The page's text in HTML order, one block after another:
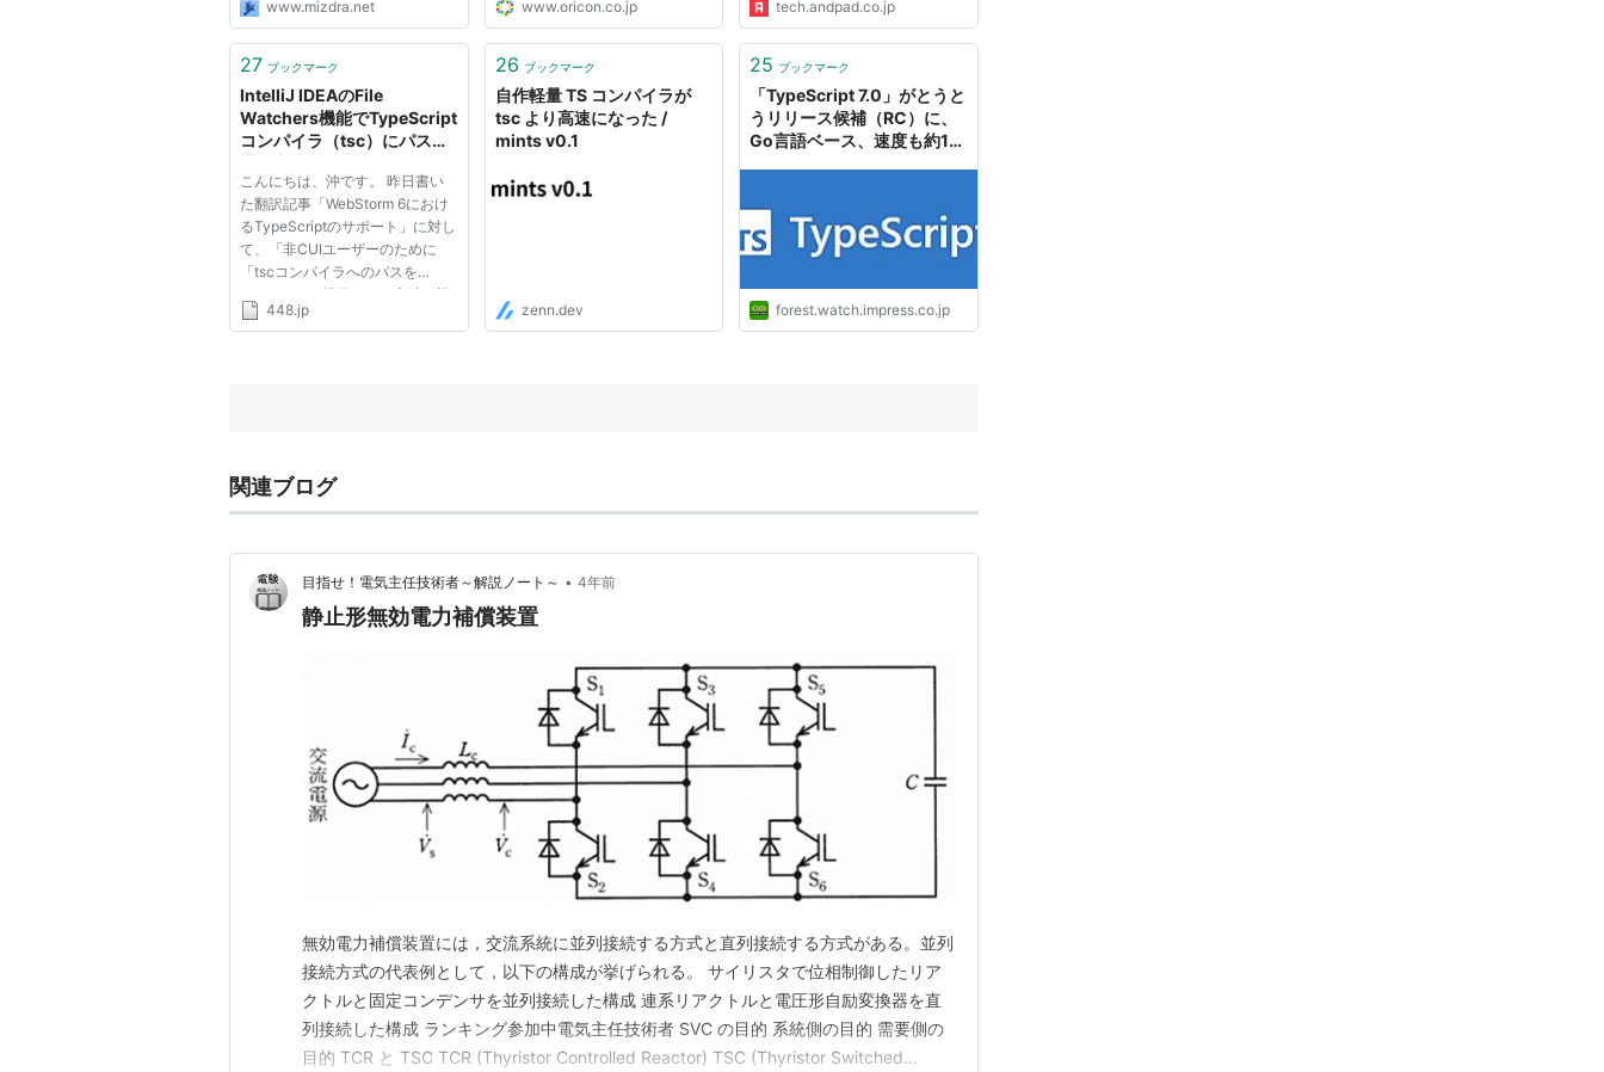
www.mizdra.net www.oricon.co.jp tech.andpad.co.jp
27 ブックマーク
IntelliJ IDEAのFile
Watchers機能でTypeScript
コンパイラ（tsc）にパスを
こんにちは、沖です。 昨日書い
た翻訳記事「WebStorm 6におけ
るTypeScriptのサポート」に対し
て、「非CUIユーザーのために
「tscコンパイラへのパスを
WebStormに提供する」方法を詳
しく教えてほしい！」とコメント
448.jp
26 ブックマーク
自作軽量 TS コンパイラが
tsc より高速になった /
mints v0.1
zenn.dev
25 ブックマーク
「TypeScript 7.0」がとうと
うリリース候補（RC）に、
Go言語ベース、速度も約10
「6.0」と併用できる互換パ
ッケージも
forest.watch.impress.co.jp
関連ブログ
目指せ！電気主任技術者～解説ノート～ • 4年前
静止形無効電力補償装置
無効電力補償装置には，交流系統に並列接続する方式と直列接続する方式がある。並列
接続方式の代表例として，以下の構成が挙げられる。 サイリスタで位相制御したリア
クトルと固定コンデンサを並列接続した構成 連系リアクトルと電圧形自励変換器を直
列接続した構成 ランキング参加中電気主任技術者 SVC の目的 系統側の目的 需要側の
目的 TCR と TSC TCR (Thyristor Controlled Reactor) TSC (Thyristor Switched